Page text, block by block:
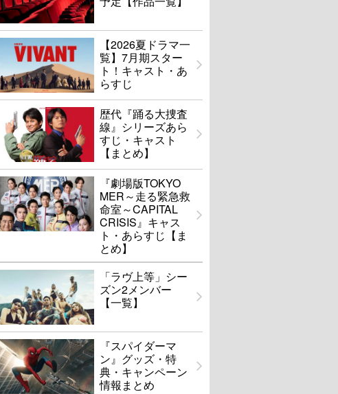
【2026夏ドラマ一
覧】7月期スター
ト！キャスト・あ
らすじ
歴代『踊る大捜査
線』シリーズあら
すじ・キャスト
【まとめ】
『劇場版TOKYO
MER～走る緊急救
命室～CAPITAL
CRISIS』キャス
ト・あらすじ【ま
とめ】
「ラヴ上等」シー
ズン2メンバー
【一覧】
『スパイダーマ
ン』グッズ・特
典・キャンペーン
情報まとめ